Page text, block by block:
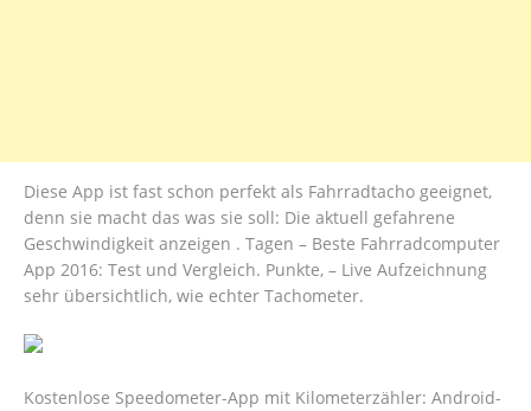
Diese App ist fast schon perfekt als Fahrradtacho geeignet,
denn sie macht das was sie soll: Die aktuell gefahrene
Geschwindigkeit anzeigen . Tagen – Beste Fahrradcomputer
App 2016: Test und Vergleich. Punkte, – Live Aufzeichnung
sehr übersichtlich, wie echter Tachometer.
Kostenlose Speedometer-App mit Kilometerzähler: Android-